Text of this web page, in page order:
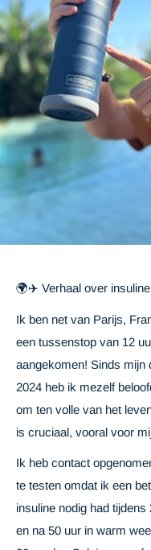
🌍✈️ Verhaal over
Ik ben net van Parijs,
een tussenstop van 12
aangekomen! Sinds mijn
2024 heb ik mezelf
om ten volle van het
is cruciaal, vooral voor
Ik heb contact
te testen omdat ik een
insuline nodig had
en na 50 uur in warm